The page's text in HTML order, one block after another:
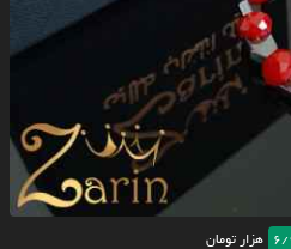
6/ هزار تومان